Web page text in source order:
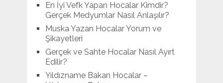
En İyi Vefk Yapan Hocalar Kimdir?
Gerçek Medyumlar Nasıl Anlaşılır?
Muska Yazan Hocalar Yorum ve
Şikayetleri
Gerçek ve Sahte Hocalar Nasıl Ayırt
Edilir?
Yıldızname Bakan Hocalar –